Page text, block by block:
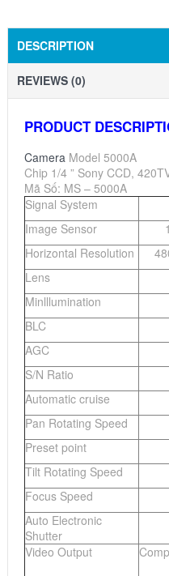
DESCRIPTION
REVIEWS (0)
PRODUCT
Camera Model 5000A
Chip 1/4 ” Sony CCD,
Mã Số: MS – 5000A
Signal System
Image Sensor
Horizontal Resolution
Lens
Minlllumination
BLC
AGC
S/N Ratio
Automatic cruise
Pan Rotating Speed
Preset point
Tilt Rotating Speed
Focus Speed
Auto Electronic
Shutter
Video Output